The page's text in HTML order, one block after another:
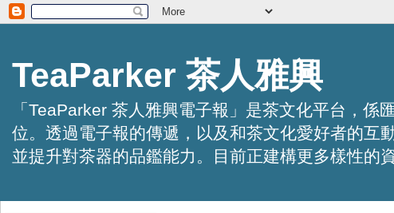
TeaParker 茶人雅興
「TeaParker 茶人雅興電子報」是茶文化平台，
位。透過電子報的傳遞，以及和茶文化愛好者的互
並提升對茶器的品鑑能力。目前正建構更多樣性的